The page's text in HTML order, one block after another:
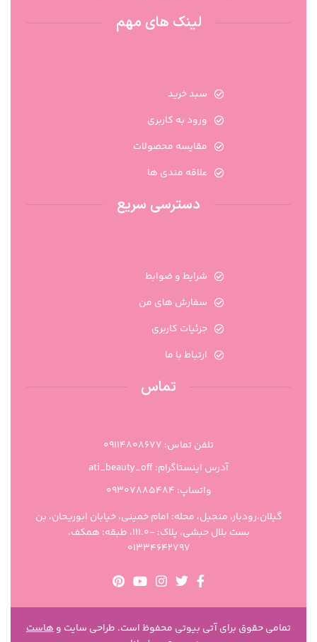
لینک های مهم
سبد خرید
ورود به کاربری
مقایسه محصولات
علاقه مندی ها
دسترسی سریع
شرایط و ضوابط
سفارش های من
جزئیات کاربری
ارتباط با ما
تماس
تلفن تماس: 09114808677
آدرس اینستاگرام: ati_beauty_off
واتساپ: ۰۹۳۰۷۸۸۵۴۸۴
گیلان،رودبار، منجیل، محله: امام خمینی، خیابان ابوریحان، بن
بست بلال حبشی، پلاک: -111.0، طبقه: همکف،
01334642797
تمامی حقوق برای آتی بیوتی محفوظ است. طراحی سایت وهاست